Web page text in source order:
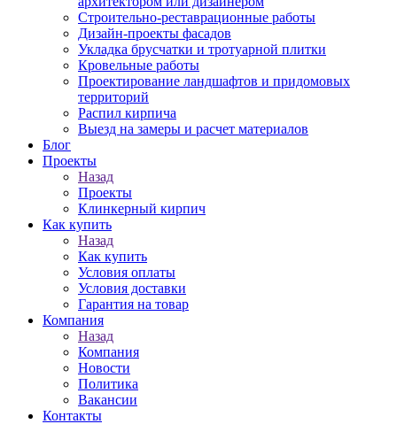
Строительно-реставрационные работы
Дизайн-проекты фасадов
Укладка брусчатки и тротуарной плитки
Кровельные работы
Проектирование ландшафтов и придомовых
территорий
Распил кирпича
Выезд на замеры и расчет материалов
Блог
Проекты
Назад
Проекты
Клинкерный кирпич
Как купить
Назад
Как купить
Условия оплаты
Условия доставки
Гарантия на товар
Компания
Назад
Компания
Новости
Политика
Вакансии
Контакты